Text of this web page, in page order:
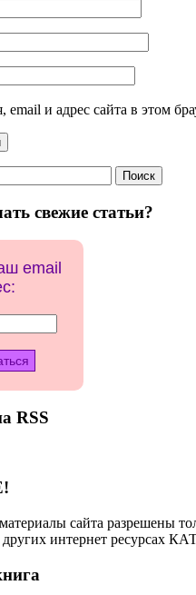
email и адрес сайта в этом
свежие статьи?
email
RSS
сайта разрешены
других интернет